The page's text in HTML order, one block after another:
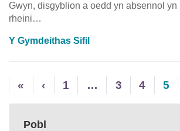
Gwyn, disgyblion a oedd yn absennol yn
rheini…
Y Gymdeithas Sifil
« ‹ 1 … 3 4 5
Pobl